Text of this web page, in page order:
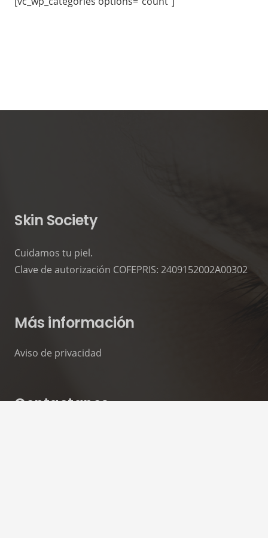
Skin Society
Cuidamos tu piel.
Clave de autorización COFEPRIS: 2409152002A00302
Más información
Aviso de privacidad
Contactanos